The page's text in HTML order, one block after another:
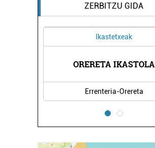
ZERBITZU GIDA
Ikastetxeak
ORERETA IKASTOLA
Errenteria-Orereta